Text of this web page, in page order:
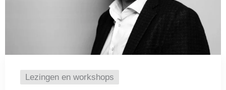
Lezingen en workshops